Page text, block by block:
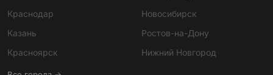
Краснодар
Новосибирск
Казань
Ростов-на-Дону
Красноярск
Нижний Новгород
ИИ-помощник · всегда онлайн